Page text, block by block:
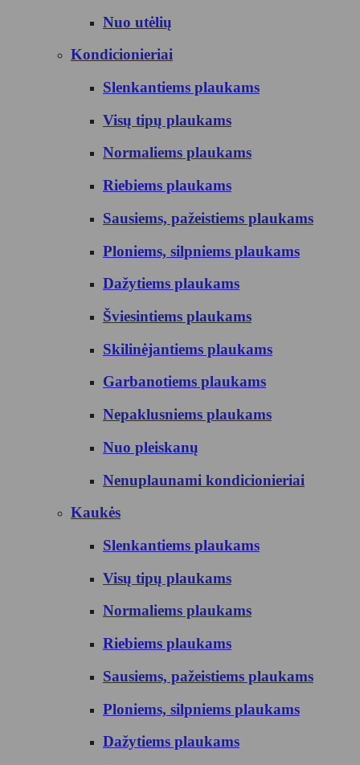
Nuo utėlių
Kondicionieriai
Slenkantiems plaukams
Visų tipų plaukams
Normaliems plaukams
Riebiems plaukams
Sausiems, pažeistiems plaukams
Ploniems, silpniems plaukams
Dažytiems plaukams
Šviesintiems plaukams
Skilinėjantiems plaukams
Garbanotiems plaukams
Nepaklusniems plaukams
Nuo pleiskanų
Nenuplaunami kondicionieriai
Kaukės
Slenkantiems plaukams
Visų tipų plaukams
Normaliems plaukams
Riebiems plaukams
Sausiems, pažeistiems plaukams
Ploniems, silpniems plaukams
Dažytiems plaukams